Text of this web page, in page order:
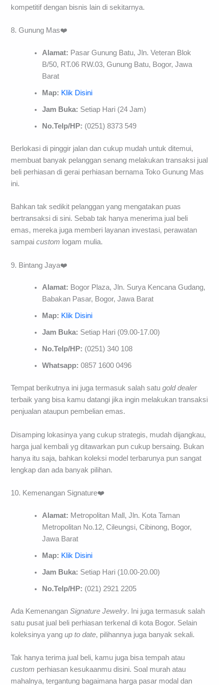
kompetitif dengan bisnis lain di sekitarnya.
8. Gunung Mas❤️
Alamat: Pasar Gunung Batu, Jln. Veteran Blok
B/50, RT.06 RW.03, Gunung Batu, Bogor, Jawa
Barat
Map: Klik Disini
Jam Buka: Setiap Hari (24 Jam)
No.Telp/HP: (0251) 8373 549
Berlokasi di pinggir jalan dan cukup mudah untuk ditemui,
membuat banyak pelanggan senang melakukan transaksi jual
beli perhiasan di gerai perhiasan bernama Toko Gunung Mas
ini.
Bahkan tak sedikit pelanggan yang mengatakan puas
bertransaksi di sini. Sebab tak hanya menerima jual beli
emas, mereka juga memberi layanan investasi, perawatan
sampaicustom logam mulia.
9. Bintang Jaya❤️
Alamat: Bogor Plaza, Jln. Surya Kencana Gudang,
Babakan Pasar, Bogor, Jawa Barat
Map: Klik Disini
Jam Buka: Setiap Hari (09.00-17.00)
No.Telp/HP: (0251) 340 108
Whatsapp: 0857 1600 0496
Tempat berikutnya ini juga termasuk salah satugold dealer
terbaik yang bisa kamu datangi jika ingin melakukan transaksi
penjualan ataupun pembelian emas.
Disamping lokasinya yang cukup strategis, mudah dijangkau,
harga jual kembali yg ditawarkan pun cukup bersaing. Bukan
hanya itu saja, bahkan koleksi model terbarunya pun sangat
lengkap dan ada banyak pilihan.
10. Kemenangan Signature❤️
Alamat: Metropolitan Mall, Jln. Kota Taman
Metropolitan No.12, Cileungsi, Cibinong, Bogor,
Jawa Barat
Map: Klik Disini
Jam Buka: Setiap Hari (10.00-20.00)
No.Telp/HP: (021) 2921 2205
Ada KemenanganSignature Jewelry. Ini juga termasuk salah
satu pusat jual beli perhiasan terkenal di kota Bogor. Selain
koleksinya yangup to date, pilihannya juga banyak sekali.
Tak hanya terima jual beli, kamu juga bisa tempah atau
custom perhiasan kesukaanmu disini. Soal murah atau
mahalnya, tergantung bagaimana harga pasar modal dan